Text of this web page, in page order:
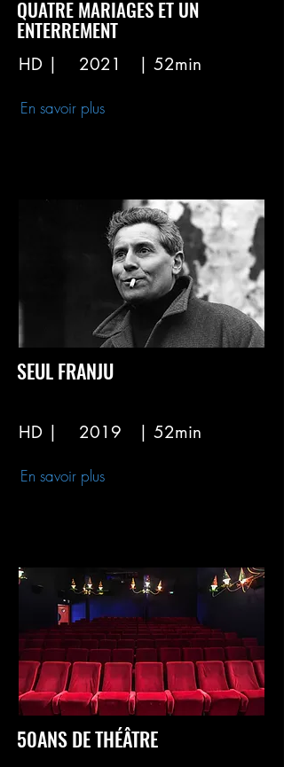
QUATRE MARIAGES ET UN
ENTERREMENT
HD | 2021 | 52min
En savoir plus
SEUL FRANJU
HD | 2019 | 52min
En savoir plus
50ANS DE THÉÂTRE